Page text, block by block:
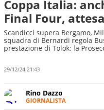
Coppa Italia:
Final Four,
Scandicci supera Bergamo,
squadra di Bernardi regola
prestazione di Tolok: la
29/12/24 21:43
Rino Dazzo
GIORNALISTA